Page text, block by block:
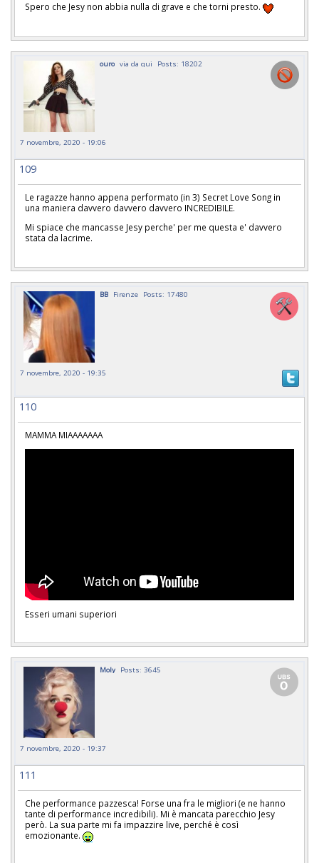
Spero che Jesy non abbia nulla di grave e che torni presto.
ouro via da qui Posts: 18202
7 novembre, 2020 - 19:06
109
Le ragazze hanno appena performato (in 3) Secret Love Song in
una maniera davvero davvero davvero INCREDIBILE.
Mi spiace che mancasse Jesy perche' per me questa e' davvero
stata da lacrime.
BB Firenze Posts: 17480
7 novembre, 2020 - 19:35
110
MAMMA MIAAAAAAA
Esseri umani superiori
Moly Posts: 3645
7 novembre, 2020 - 19:37
111
Che performance pazzesca! Forse una fra le migliori (e ne hanno
tante di performance incredibili). Mi è mancata parecchio Jesy
però. La sua parte mi fa impazzire live, perché è così
emozionante.